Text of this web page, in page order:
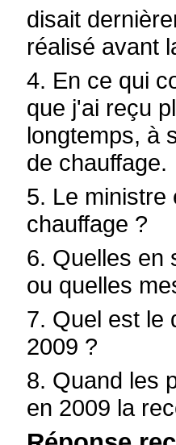
disait
réalisé avant
4. En ce qui
que j'ai reçu
longtemps, à
de chauffage.
5. Le ministre
chauffage ?
6. Quelles en
ou quelles
7. Quel est le
2009 ?
8. Quand les
en 2009 la